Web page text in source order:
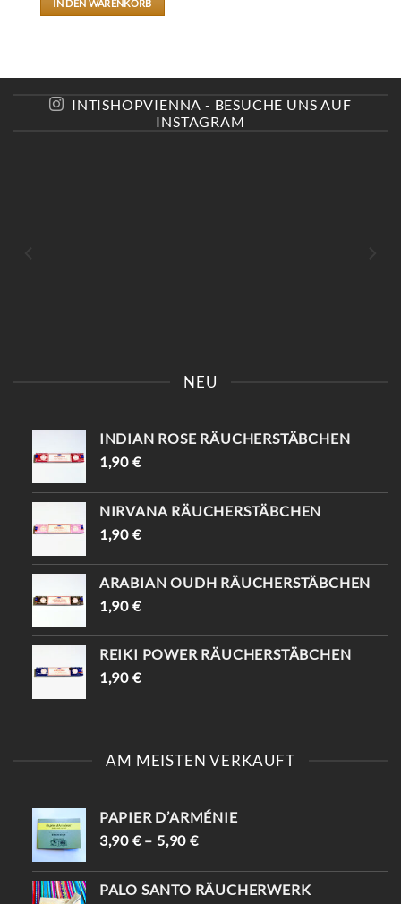
IN DEN WARENKORB
INTISHOPVIENNA - BESUCHE UNS AUF
INSTAGRAM
NEU
INDIAN ROSE RÄUCHERSTÄBCHEN
1,90 €
NIRVANA RÄUCHERSTÄBCHEN
1,90 €
ARABIAN OUDH RÄUCHERSTÄBCHEN
1,90 €
REIKI POWER RÄUCHERSTÄBCHEN
1,90 €
AM MEISTEN VERKAUFT
PAPIER D’ARMÉNIE
3,90 €– 5,90€
PALO SANTO RÄUCHERWERK